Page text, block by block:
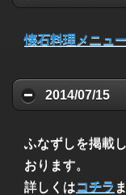
懐石料理メニュ
2014/07/15
ふなずしを掲載
おります。
詳しくはコチラ